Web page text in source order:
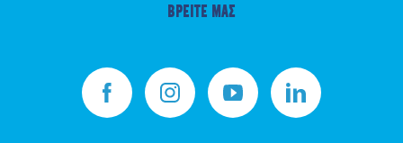
ΒΡΕΙΤΕ ΜΑΣ